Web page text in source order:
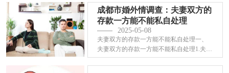
成都市婚外情调查：夫妻双方的
存款一方能不能私自处理
2025-05-08
夫妻双方的存款一方能不能私自处理一、
夫妻双方的存款一方能不能私自处理1.夫妻
在婚姻···